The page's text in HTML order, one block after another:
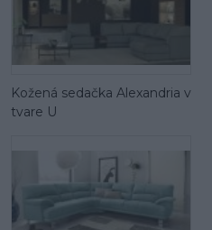
Kožená sedačka Alexandria v
tvare U